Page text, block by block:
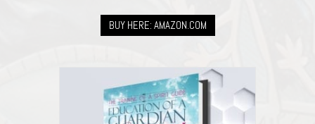
BUY HERE: AMAZON.COM